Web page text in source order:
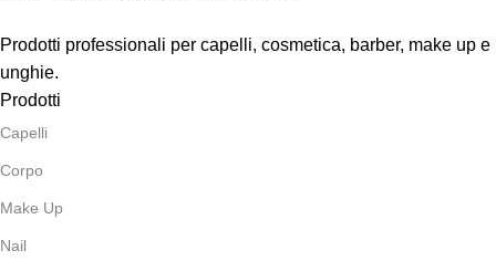
Prodotti professionali per capelli, cosmetica, barber, make up e
unghie.
Prodotti
Capelli
Corpo
Make Up
Nail